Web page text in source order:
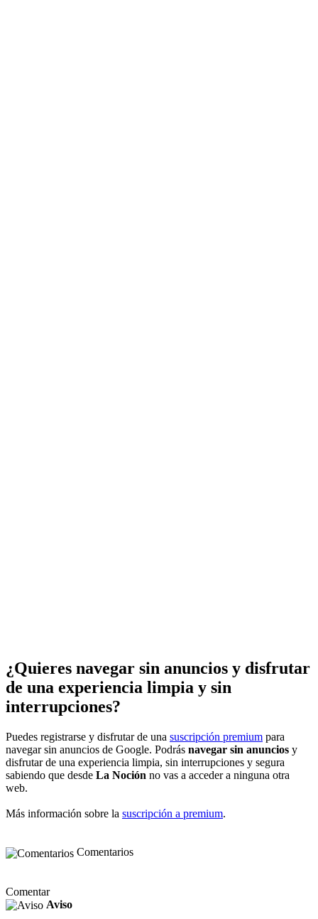
¿Quieres navegar sin anuncios y disfrutar
de una experiencia limpia y sin
interrupciones?
Puedes registrarse y disfrutar de una suscripción premium para
navegar sin anuncios de Google. Podrás navegar sin anuncios y
disfrutar de una experiencia limpia, sin interrupciones y segura
sabiendo que desde La Noción no vas a acceder a ninguna otra
web.
Más información sobre la suscripción a premium.
Comentarios
Comentar
Aviso